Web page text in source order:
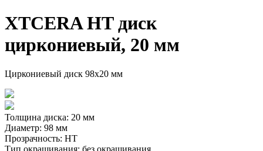
XTCERA HT диск
циркониевый, 20 мм
Циркониевый диск 98х20 мм
Толщина диска: 20 мм
Диаметр: 98 мм
Прозрачность: HT
Тип окрашивания: без окрашивания